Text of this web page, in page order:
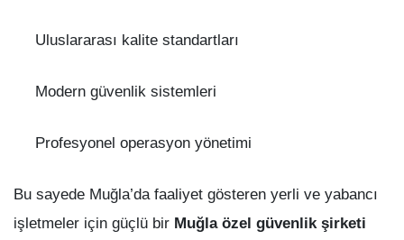
Uluslararası kalite standartları
Modern güvenlik sistemleri
Profesyonel operasyon yönetimi
Bu sayede Muğla’da faaliyet gösteren yerli ve yabancı
işletmeler için güçlü bir Muğla özel güvenlik şirketi